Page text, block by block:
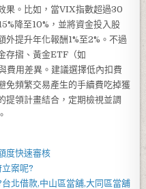
果。比如，當VIX指數超過30
降至10%，並將資金投入股
外提升年化報酬1%至2%。不過
存摺、黃金ETF（如
費用差異。建議選擇低內扣費
免頻繁交易產生的手續費吃掉獲
提領計畫結合，定期檢視並調
度快速審核
案呢?
台北借款,中山區當舖,大同區當舖